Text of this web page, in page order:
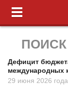
Дефицит
международных
29 июня 2026 года